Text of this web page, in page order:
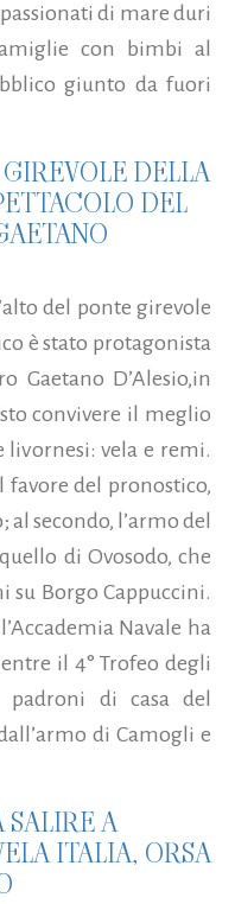
di mare duri
con bimbi al
giunto da fuori
DELLA
DEL
del ponte girevole
è stato protagonista
Gaetano D’Alesio,in
convivere il meglio
vela e remi.
del pronostico,
secondo, l’armo del
di Ovosodo, che
su Borgo Cappuccini.
Navale ha
il 4° Trofeo degli
di casa del
di Camogli e
A
ITALIA, ORSA